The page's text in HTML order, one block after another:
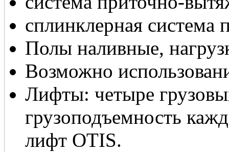
сплинклерная система
Полы наливные,
Возможно
Лифты: четыре
грузоподъемность
лифт OTIS.